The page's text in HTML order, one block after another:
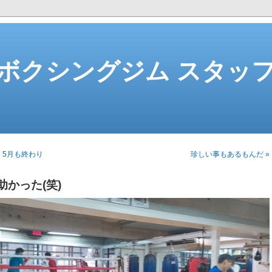
クシングジム スタッ
5月も終わり 珍しい事もあるもんだ »
かった(笑)